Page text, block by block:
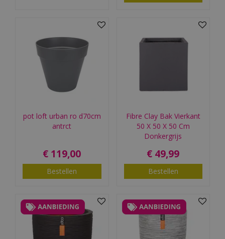
pot loft urban ro d70cm
antrct
€ 119,00
Bestellen
Fibre Clay Bak Vierkant
50 X 50 X 50 Cm
Donkergrijs
€ 49,99
Bestellen